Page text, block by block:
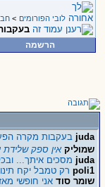
לובי הפורומים >
הרשמה
juda בעקבות מקרה
שמוליק אין ספק
juda מסכים איתך...
poli1 רק טמבל יקח
שומר סוד אני חופשי